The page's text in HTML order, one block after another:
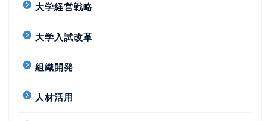
大学経営戦略
大学入試改革
組織開発
人材活用